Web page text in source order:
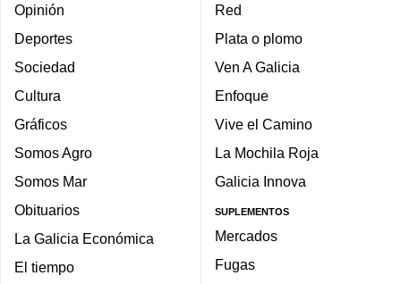
Opinión
Deportes
Sociedad
Cultura
Gráficos
Somos Agro
Somos Mar
Obituarios
La Galicia Económica
El tiempo
Red
Plata o plomo
Ven A Galicia
Enfoque
Vive el Camino
La Mochila Roja
Galicia Innova
SUPLEMENTOS
Mercados
Fugas